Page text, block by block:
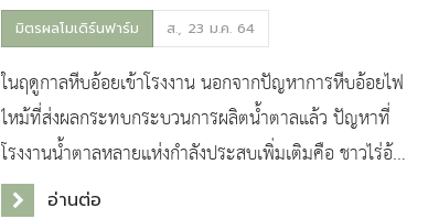
มิตรผลโมเดิร์นฟาร์ม ส., 23 ม.ค. 64
ในฤดูกาลหีบอ้อยเข้าโรงงาน นอกจากปัญหาการหีบอ้อยไฟ
ไหม้ที่ส่งผลกระทบกระบวนการผลิตน้ำตาลแล้ว ปัญหาที่
โรงงานน้ำตาลหลายแห่งกำลังประสบเพิ่มเติมคือ ชาวไร่อ้อย
บางรายตัดอ้อยยอดยาว ติดกาบใบเข้าหีบ เพื่อหวังเพิ่
อ่านต่อ